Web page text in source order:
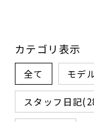
カテゴリ表示
全て モデ
スタッフ日記